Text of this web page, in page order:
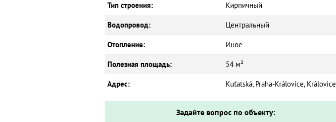
Тип строения: Кирпичный
Водопровод: Центральный
Отопление: Иное
Полезная площадь: 54 м²
Адрес: Kuťatská, Praha-Královice, Královice
Задайте вопрос по объекту: